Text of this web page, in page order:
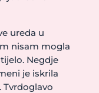
ureda u
nisam mogla
Negdje
je iskrila
Tvrdoglavo